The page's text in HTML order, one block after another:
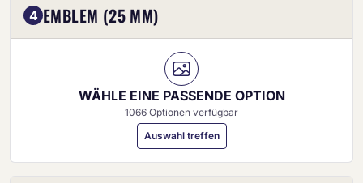
4 EMBLEM (25 MM)
WÄHLE EINE PASSENDE OPTION
1066 Optionen verfügbar
Auswahl treffen